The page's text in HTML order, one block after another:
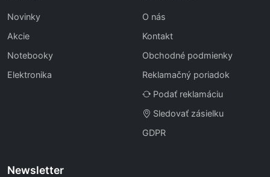
Novinky
Akcie
Notebooky
Elektronika
O nás
Kontakt
Obchodné podmienky
Reklamačný poriadok
Podať reklamáciu
Sledovať zásielku
GDPR
Newsletter